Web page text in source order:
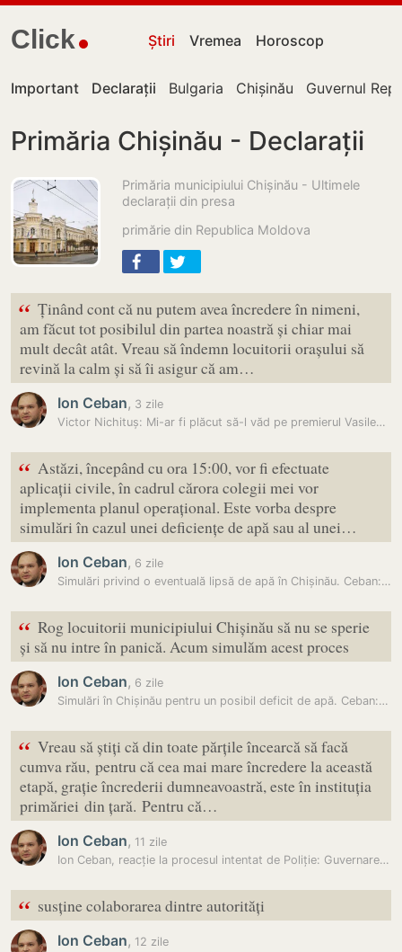
Click Știri Vremea Horoscop
Important Declarații Bulgaria Chișinău Guvernul
Primăria Chișinău - Declarații
Primăria municipiului Chișinău - Ultimele
declarații din presa
primărie din Republica Moldova
“ Ținând cont că nu putem avea încredere în nimeni,
am făcut tot posibilul din partea noastră și chiar mai
mult decât atât. Vreau să îndemn locuitorii orașului să
revină la calm și să îi asigur că am…
Ion Ceban, 3 zile
Victor Nichituș: Mi-ar fi plăcut să-l văd pe premierul Vasile…
“ Astăzi, începând cu ora 15:00, vor fi efectuate
aplicații civile, în cadrul cărora colegii mei vor
implementa planul operațional. Este vorba despre
simulări în cazul unei deficiențe de apă sau al unei…
Ion Ceban, 6 zile
Simulări privind o eventuală lipsă de apă în Chișinău. Ceban: „Rog…
“ Rog locuitorii municipiului Chișinău să nu se sperie
și să nu intre în panică. Acum simulăm acest proces
Ion Ceban, 6 zile
Simulări în Chișinău pentru un posibil deficit de apă. Ceban: „Nu…
“ Vreau să știți că din toate părțile încearcă să facă
cumva rău, pentru că cea mai mare încredere la această
etapă, grație încrederii dumneavoastră, este în instituția
primăriei din țară. Pentru că…
Ion Ceban, 11 zile
Ion Ceban, reacție la procesul intentat de Poliție: Guvernarea caută…
“ susține colaborarea dintre autorități
Ion Ceban, 12 zile